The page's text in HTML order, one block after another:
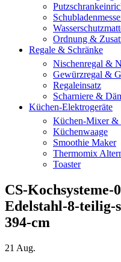
Ordnung &
Regale & Schränke
Nischenregal &
Gewürzregal &
Regaleinsatz
Scharniere &
Küchen-Elektrogeräte
Küchen-Mixer &
Küchenwaage
Smoothie Maker
Thermomix
Toaster
CS-Kochsysteme-
Edelstahl-8-teilig-
394-cm
21 Aug.